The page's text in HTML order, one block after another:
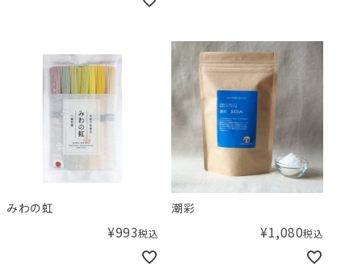
みわの虹
¥993税込
潮彩
¥1,080税込